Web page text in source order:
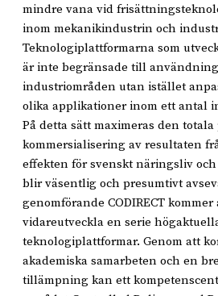
mindre vana vid
inom mekanikindustrin och
Teknologiplattformarna som
är inte begränsade till
industriområden utan istället
olika applikationer inom ett antal
På detta sätt maximeras den
kommersialisering av resultaten
effekten för svenskt näringsliv
blir väsentlig och presumtivt
genomförande CODIRECT
vidareutveckla en serie
teknologiplattformar. Genom att
akademiska samarbeten och en
tillämpning kan ett